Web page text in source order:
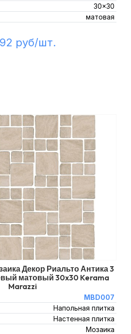
30x30
матовая
руб/шт.
Декор Риальто Антика 3
матовый 30x30 Kerama
Marazzi
MBD007
Напольная плитка
Настенная плитка
Мозаика